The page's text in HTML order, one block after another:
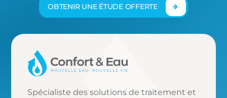
OBTENIR UNE ÉTUDE OFFERTE
Spécialiste des solutions de traitement et